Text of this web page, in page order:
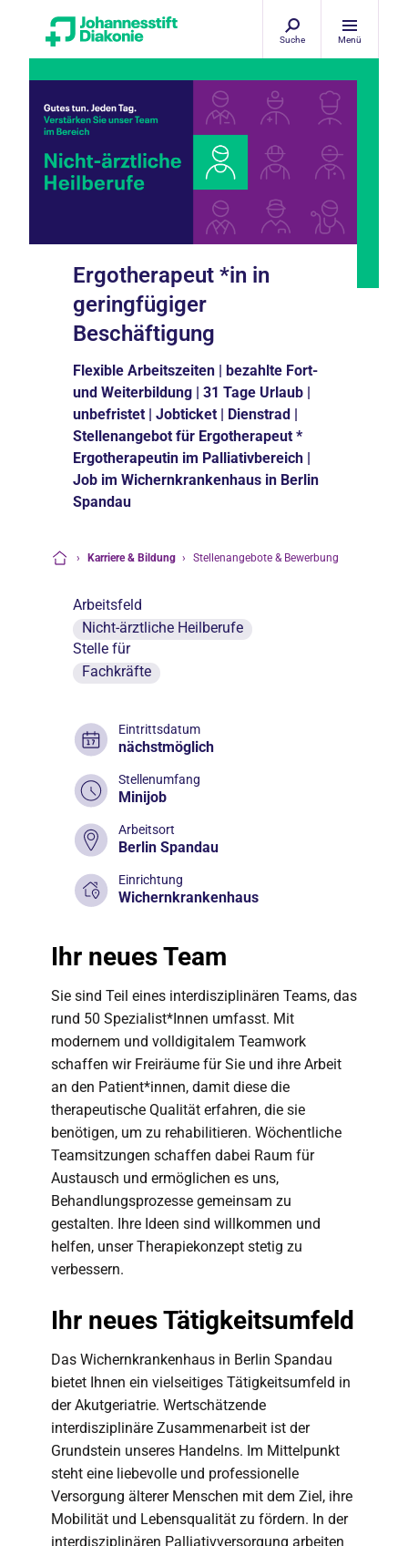
Suche Menü
Ergotherapeut *in in
geringfügiger
Beschäftigung
Flexible Arbeitszeiten | bezahlte Fort-
und Weiterbildung | 31 Tage Urlaub |
unbefristet | Jobticket | Dienstrad |
Stellenangebot für Ergotherapeut *
Ergotherapeutin im Palliativbereich |
Job im Wichernkrankenhaus in Berlin
Spandau
› Karriere & Bildung › Stellenangebote & Bewerbung
Arbeitsfeld
Nicht-ärztliche Heilberufe
Stelle für
Fachkräfte
Eintrittsdatum
nächstmöglich
Stellenumfang
Minijob
Arbeitsort
Berlin Spandau
Einrichtung
Wichernkrankenhaus
Ihr neues Team
Sie sind Teil eines interdisziplinären Teams, das
rund 50 Spezialist*Innen umfasst. Mit
modernem und volldigitalem Teamwork
schaffen wir Freiräume für Sie und ihre Arbeit
an den Patient*innen, damit diese die
therapeutische Qualität erfahren, die sie
benötigen, um zu rehabilitieren. Wöchentliche
Teamsitzungen schaffen dabei Raum für
Austausch und ermöglichen es uns,
Behandlungsprozesse gemeinsam zu
gestalten. Ihre Ideen sind willkommen und
helfen, unser Therapiekonzept stetig zu
verbessern.
Ihr neues Tätigkeitsumfeld
Das Wichernkrankenhaus in Berlin Spandau
bietet Ihnen ein vielseitiges Tätigkeitsumfeld in
der Akutgeriatrie. Wertschätzende
interdisziplinäre Zusammenarbeit ist der
Grundstein unseres Handelns. Im Mittelpunkt
steht eine liebevolle und professionelle
Versorgung älterer Menschen mit dem Ziel, ihre
Mobilität und Lebensqualität zu fördern. In der
interdisziplinären Palliativversorgung arbeiten